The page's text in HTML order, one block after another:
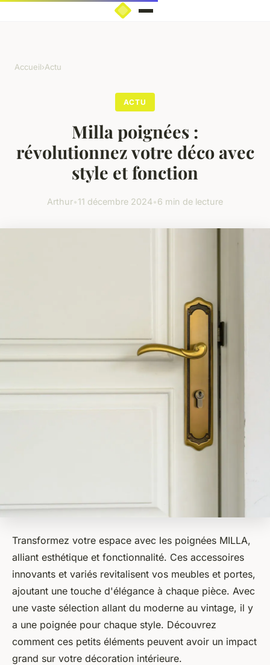
Accueil›Actu
ACTU
Milla poignées :
révolutionnez votre déco avec
style et fonction
Arthur•11 décembre 2024•6 min de lecture
Transformez votre espace avec les poignées MILLA,
alliant esthétique et fonctionnalité. Ces accessoires
innovants et variés revitalisent vos meubles et portes,
ajoutant une touche d'élégance à chaque pièce. Avec
une vaste sélection allant du moderne au vintage, il y
a une poignée pour chaque style. Découvrez
comment ces petits éléments peuvent avoir un impact
grand sur votre décoration intérieure.